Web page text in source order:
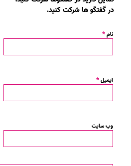
در گفتگو ها شرکت کنید.
نام*
ایمیل*
وب‌ سایت